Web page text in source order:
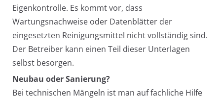
Eigenkontrolle. Es kommt vor, dass
Wartungsnachweise oder Datenblätter der
eingesetzten Reinigungsmittel nicht vollständig sind.
Der Betreiber kann einen Teil dieser Unterlagen
selbst besorgen.
Neubau oder Sanierung?
Bei technischen Mängeln ist man auf fachliche Hilfe